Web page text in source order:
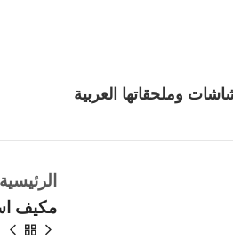
وملحقاتها العربية
الرئيسية
مكيف